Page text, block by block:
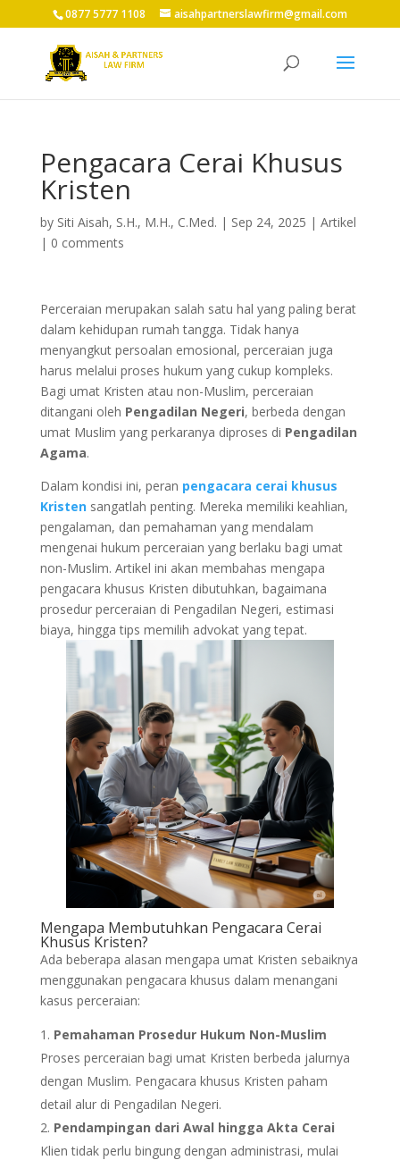
0877 5777 1108 aisahpartnerslawfirm@gmail.com
Pengacara Cerai Khusus
Kristen
by Siti Aisah, S.H., M.H., C.Med. | Sep 24, 2025 | Artikel
| 0 comments
Perceraian merupakan salah satu hal yang paling berat
dalam kehidupan rumah tangga. Tidak hanya
menyangkut persoalan emosional, perceraian juga
harus melalui proses hukum yang cukup kompleks.
Bagi umat Kristen atau non-Muslim, perceraian
ditangani oleh Pengadilan Negeri, berbeda dengan
umat Muslim yang perkaranya diproses di Pengadilan
Agama.
Dalam kondisi ini, peran pengacara cerai khusus
Kristensangatlah penting. Mereka memiliki keahlian,
pengalaman, dan pemahaman yang mendalam
mengenai hukum perceraian yang berlaku bagi umat
non-Muslim. Artikel ini akan membahas mengapa
pengacara khusus Kristen dibutuhkan, bagaimana
prosedur perceraian di Pengadilan Negeri, estimasi
biaya, hingga tips memilih advokat yang tepat.
Mengapa Membutuhkan Pengacara Cerai
Khusus Kristen?
Ada beberapa alasan mengapa umat Kristen sebaiknya
menggunakan pengacara khusus dalam menangani
kasus perceraian:
Pemahaman Prosedur Hukum Non-Muslim
Proses perceraian bagi umat Kristen berbeda jalurnya
dengan Muslim. Pengacara khusus Kristen paham
detail alur di Pengadilan Negeri.
Pendampingan dari Awal hingga Akta Cerai
Klien tidak perlu bingung dengan administrasi, mulai